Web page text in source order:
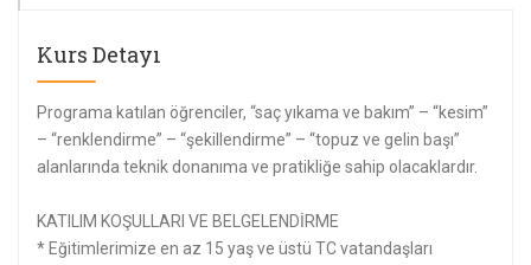
Kurs Detayı
Programa katılan öğrenciler, “saç yıkama ve bakım” – “kesim”
– “renklendirme” – “şekillendirme” – “topuz ve gelin başı”
alanlarında teknik donanıma ve pratikliğe sahip olacaklardır.
KATILIM KOŞULLARI VE BELGELENDİRME
* Eğitimlerimize en az 15 yaş ve üstü TC vatandaşları